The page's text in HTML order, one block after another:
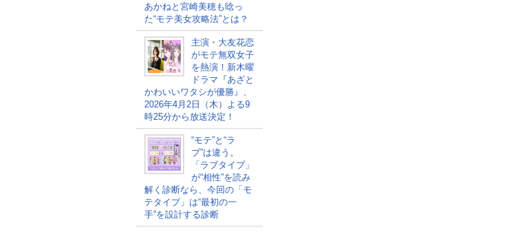
あかねと宮崎美穂も唸っ
た“モテ美女攻略法”とは？
主演・大友花恋
がモテ無双女子
を熱演！新木曜
ドラマ『あざと
かわいいワタシが優勝』、
2026年4月2日（木）よる9
時25分から放送決定！
“モテ”と“ラ
ブ”は違う。
「ラブタイプ」
が“相性”を読み
解く診断なら、今回の「モ
テタイプ」は“最初の一
手”を設計する診断